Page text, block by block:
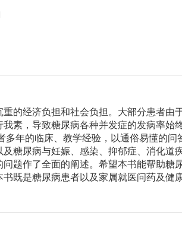
的经济负担和社会负担。大部分患者由
素，导致糖尿病各种并发症的发病率始
年的临床、教学经验，以通俗易懂的问
糖尿病与妊娠、感染、抑郁症、消化道
题作了全面的阐述。希望本书能帮助糖
既是糖尿病患者以及家属就医问药及健